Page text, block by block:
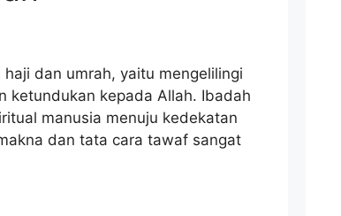
dan umrah, yaitu mengelilingi
ketundukan kepada Allah. Ibadah
manusia menuju kedekatan
dan tata cara tawaf sangat